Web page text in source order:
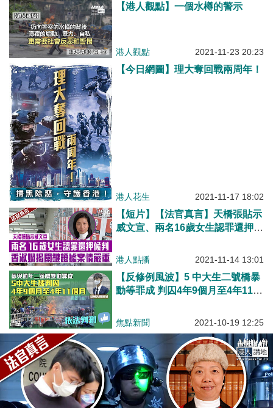
【港人觀點】一個水樽的警示
港人觀點 2021-11-23 20:23
【今日網圖】理大奪回戰兩周年！
港人花生 2021-11-17 18:02
【短片】【法官真言】天橋張貼示
威文宣、兩名16歲女生認罪還押候
港人點播 2021-11-14 13:01
【反修例風波】5 中大生二號橋暴
動等罪成 判囚4年9個月至4年11個
焦點新聞 2021-10-19 12:25